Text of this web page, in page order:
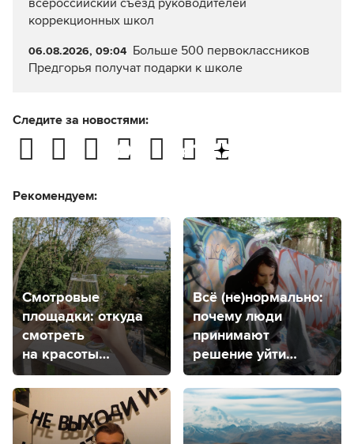
всероссийский съезд руководителей
коррекционных школ
06.08.2026, 09:04 Больше 500 первоклассников
Предгорья получат подарки к школе
Следите за новостями:
Рекомендуем:
Смотровые
площадки: откуда
смотреть
на красоты
Ставрополя
Всё (не)нормально:
почему люди
принимают
решение уйти
из жизни?